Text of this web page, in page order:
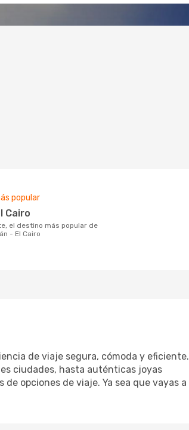
popular
Cairo
- El Cairo
de viaje segura, cómoda y eficiente.
ciudades, hasta auténticas joyas
opciones de viaje. Ya sea que vayas a